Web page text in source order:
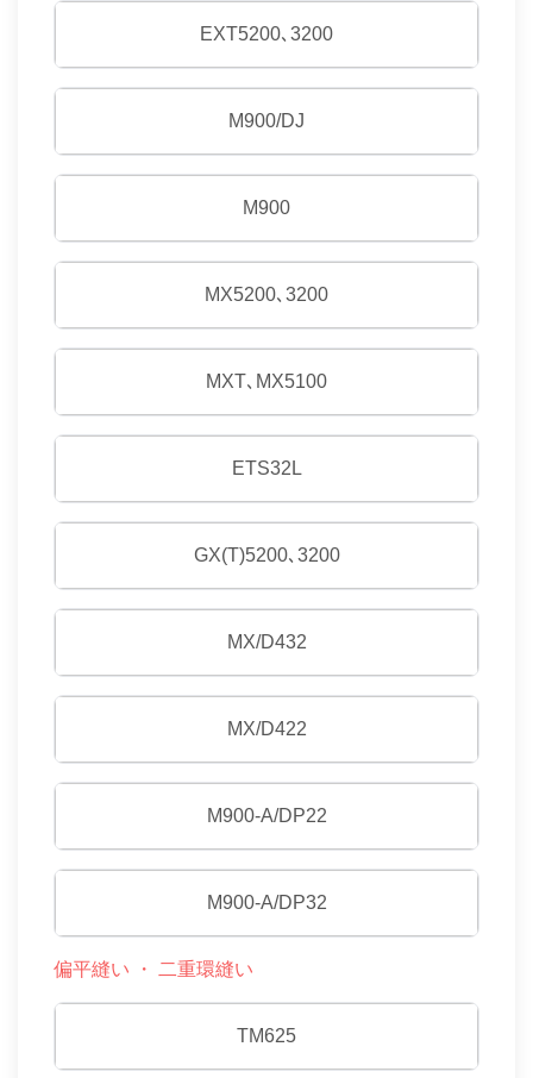
EXT5200､3200
M900/DJ
M900
MX5200､3200
MXT､MX5100
ETS32L
GX(T)5200､3200
MX/D432
MX/D422
M900-A/DP22
M900-A/DP32
偏平縫い ・ 二重環縫い
TM625